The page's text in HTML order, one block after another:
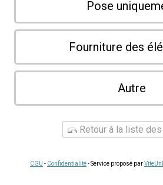
Pose
Fourniture des
Autre
Retour à la liste
CGU - Confidentialité- Service proposé par